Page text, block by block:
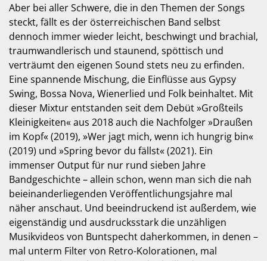
Aber bei aller Schwere, die in den Themen der Songs
steckt, fällt es der österreichischen Band selbst
dennoch immer wieder leicht, beschwingt und brachial,
traumwandlerisch und staunend, spöttisch und
verträumt den eigenen Sound stets neu zu erfinden.
Eine spannende Mischung, die Einflüsse aus Gypsy
Swing, Bossa Nova, Wienerlied und Folk beinhaltet. Mit
dieser Mixtur entstanden seit dem Debüt »Großteils
Kleinigkeiten« aus 2018 auch die Nachfolger »Draußen
im Kopf« (2019), »Wer jagt mich, wenn ich hungrig bin«
(2019) und »Spring bevor du fällst« (2021). Ein
immenser Output für nur rund sieben Jahre
Bandgeschichte – allein schon, wenn man sich die nah
beieinanderliegenden Veröffentlichungsjahre mal
näher anschaut. Und beeindruckend ist außerdem, wie
eigenständig und ausdrucksstark die unzähligen
Musikvideos von Buntspecht daherkommen, in denen –
mal unterm Filter von Retro-Kolorationen, mal